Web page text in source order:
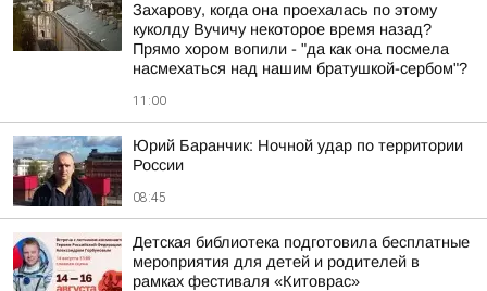
Захарову, когда она проехалась по этому
куколду Вучичу некоторое время назад?
Прямо хором вопили - "да как она посмела
насмехаться над нашим братушкой-сербом"?
11:00
Юрий Баранчик: Ночной удар по территории
России
08:45
Детская библиотека подготовила бесплатные
мероприятия для детей и родителей в
рамках фестиваля «Китоврас»